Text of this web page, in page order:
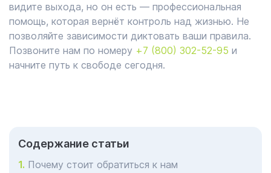
видите выхода, но он есть — профессиональная
помощь, которая вернёт контроль над жизнью. Не
позволяйте зависимости диктовать ваши правила.
Позвоните нам по номеру +7 (800) 302-52-95 и
начните путь к свободе сегодня.
Cодержание статьи
Почему стоит обратиться к нам